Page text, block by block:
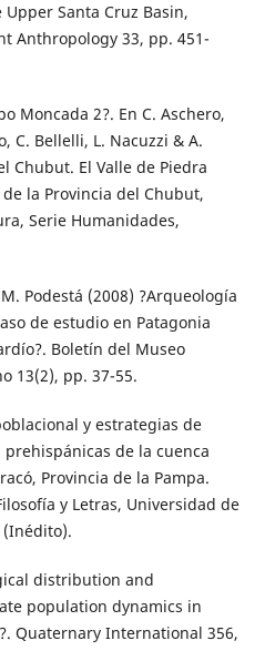
Santa Cruz Basin,
Anthropology 33, pp. 451-
Moncada 2?. En C. Aschero,
C. Bellelli, L. Nacuzzi & A.
Chubut. El Valle de Piedra
la Provincia del Chubut,
Serie Humanidades,
Podestá (2008) ?Arqueología
de estudio en Patagonia
Boletín del Museo
13(2), pp. 37-55.
y estrategias de
de la cuenca
Provincia de la Pampa.
y Letras, Universidad de
(Inédito).
distribution and
population dynamics in
Quaternary International 356,